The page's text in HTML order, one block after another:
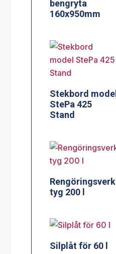
bengryta
160x950mm
Stekbord model
StePa 425
Stand
Rengöringsverk
tyg 200 l
Silplåt för 60 l